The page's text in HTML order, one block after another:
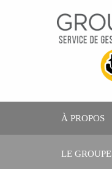
À PROPOS
LE GROUPE